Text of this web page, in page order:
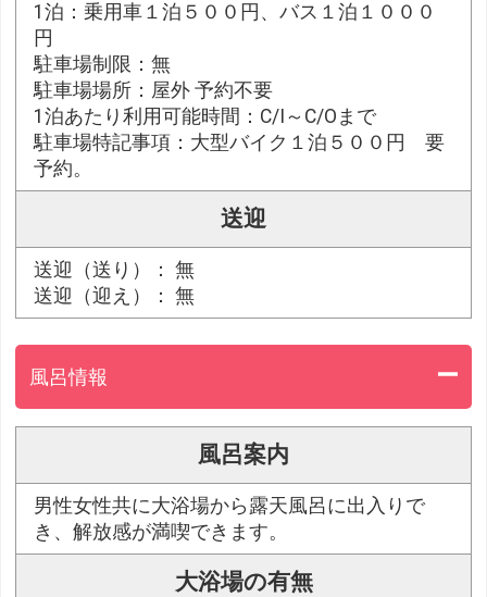
1泊：乗用車１泊５００円、バス１泊１０００
円
駐車場制限：無
駐車場場所：屋外 予約不要
1泊あたり利用可能時間：C/I～C/Oまで
駐車場特記事項：大型バイク１泊５００円 要
予約。
送迎
送迎（送り）： 無
送迎（迎え）： 無
風呂情報
風呂案内
男性女性共に大浴場から露天風呂に出入りで
き、解放感が満喫できます。
大浴場の有無